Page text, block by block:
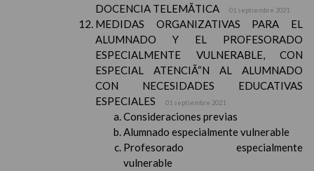
DOCENCIA TELEMÃTICA
01 septiembre 2021
MEDIDAS ORGANIZATIVAS PARA EL
ALUMNADO Y EL PROFESORADO
ESPECIALMENTE VULNERABLE, CON
ESPECIAL ATENCIÃ“N AL ALUMNADO
CON NECESIDADES EDUCATIVAS
ESPECIALES
01 septiembre 2021
Consideraciones previas
Alumnado especialmente vulnerable
Profesorado especialmente
vulnerable